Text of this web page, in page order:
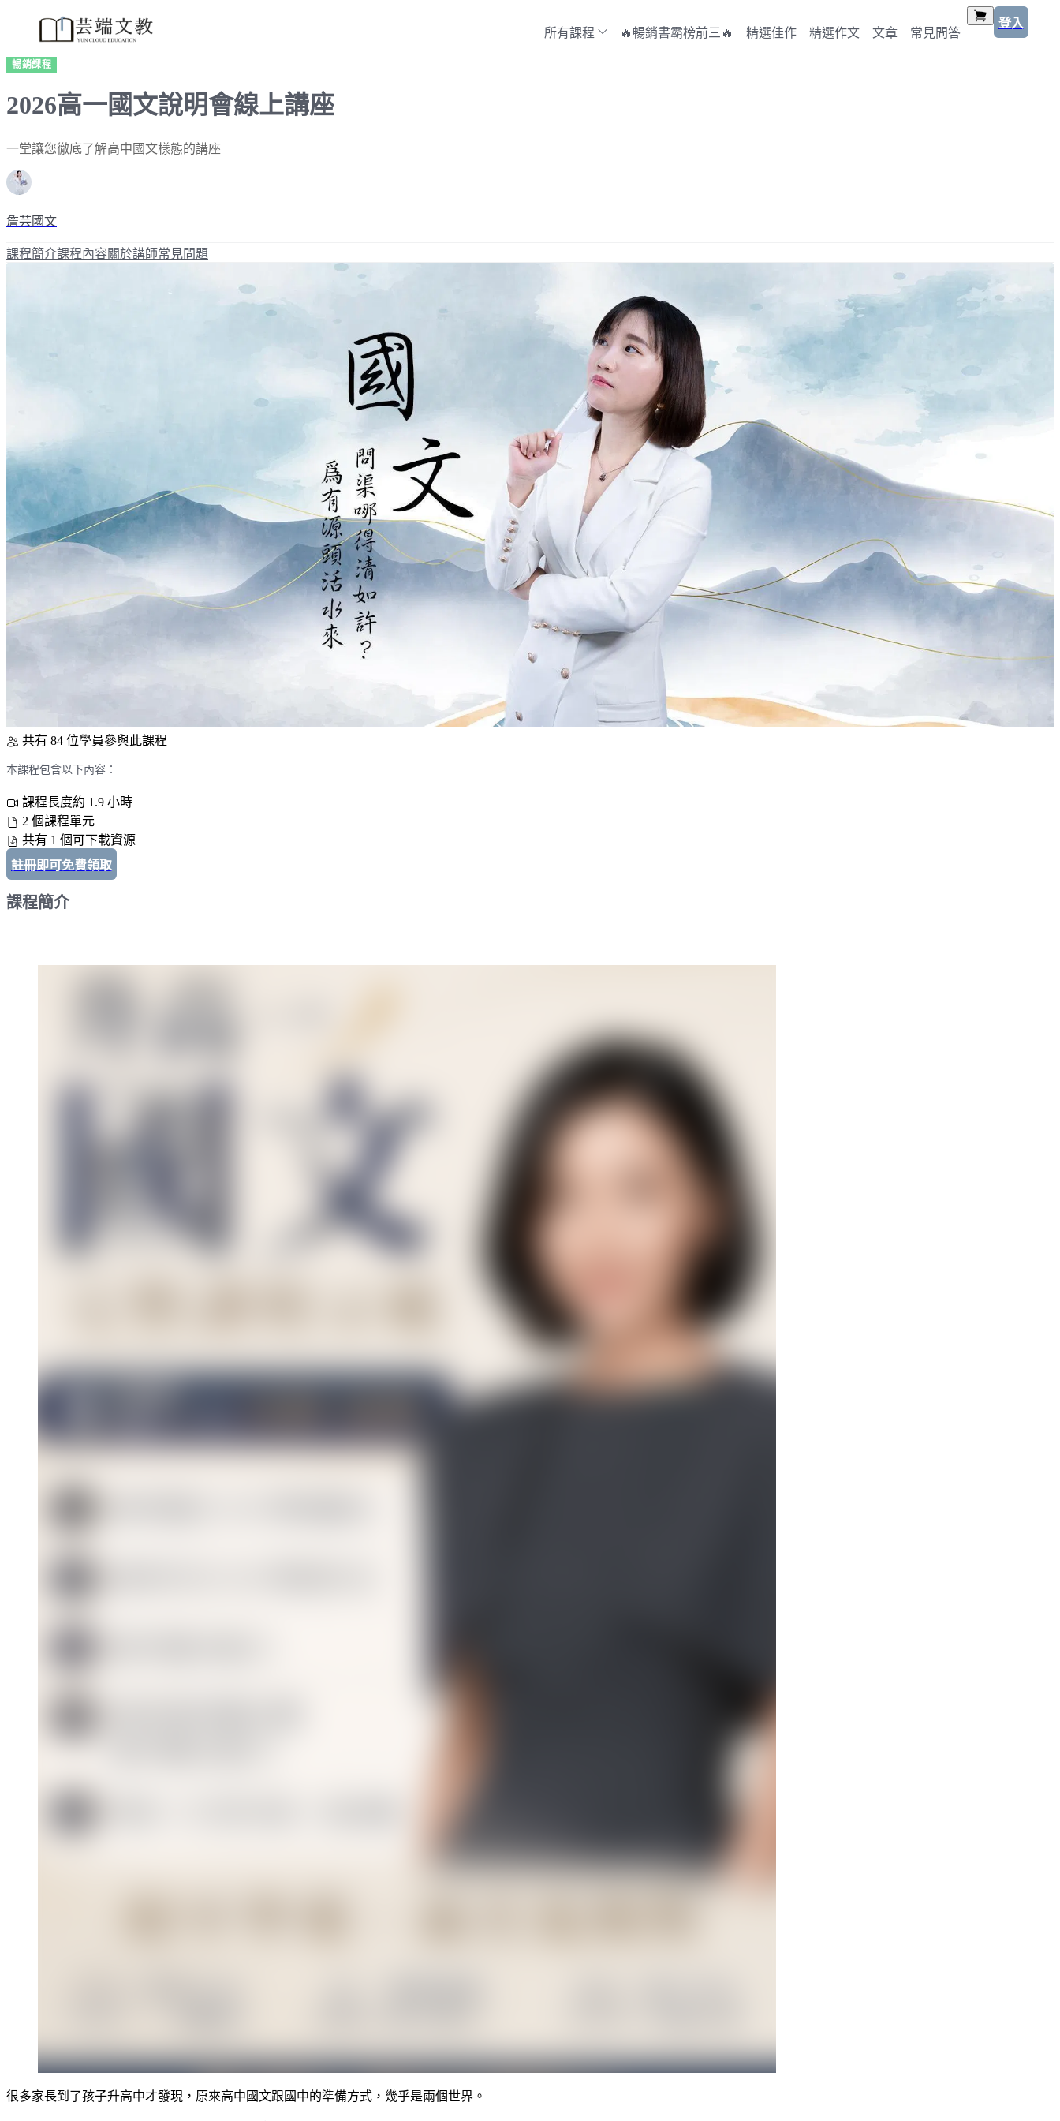
所有課程 🔥暢銷書霸榜前三🔥 精選佳作 精選作文 文章 常見問答
登入
暢銷課程
2026高一國文說明會線上講座
一堂讓您徹底了解高中國文樣態的講座
詹芸國文
課程簡介課程內容關於講師常見問題
共有 84 位學員參與此課程
本課程包含以下內容：
課程長度約 1.9 小時
2 個課程單元
共有 1 個可下載資源
註冊即可免費領取
課程簡介
很多家長到了孩子升高中才發現，原來高中國文跟國中的準備方式，幾乎是兩個世界。